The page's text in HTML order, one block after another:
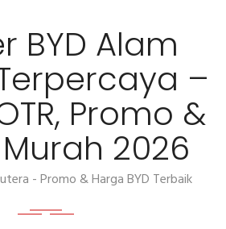
BYD Alam
–
Promo &
2026
- Promo & Harga BYD Terbaik